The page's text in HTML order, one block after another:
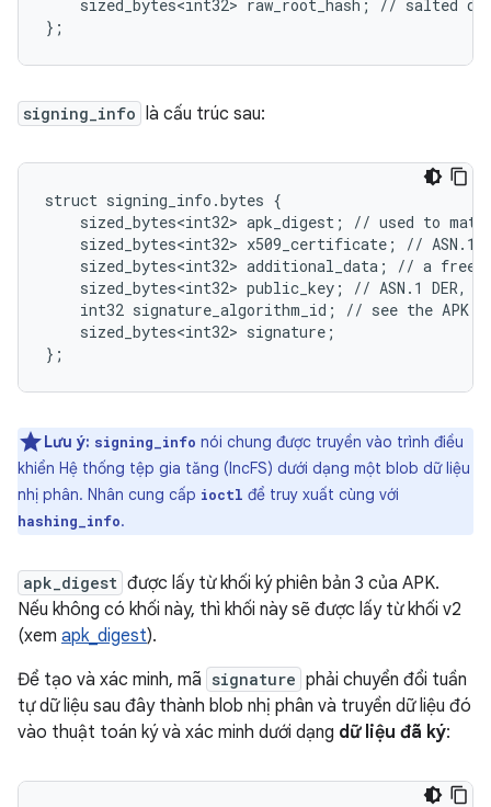
sized_bytes<int32> raw_root_hash; // salted
};
signing_info là cấu trúc sau:
struct signing_info.bytes {
sized_bytes<int32> apk_digest; // used to
sized_bytes<int32> x509_certificate; // ASN.1
sized_bytes<int32> additional_data; // a
sized_bytes<int32> public_key; // ASN.1 DER,
int32 signature_algorithm_id; // see the APK
    sized_bytes<int32> signature;
};
Lưu ý: signing_info nói chung được truyền vào trình điều
khiển Hệ thống tệp gia tăng (IncFS) dưới dạng một blob dữ liệu
nhị phân. Nhân cung cấp ioctl để truy xuất cùng với
hashing_info.
apk_digest được lấy từ khối ký phiên bản 3 của APK.
Nếu không có khối này, thì khối này sẽ được lấy từ khối v2
(xem apk_digest).
Để tạo và xác minh, mã signature phải chuyển đổi tuần
tự dữ liệu sau đây thành blob nhị phân và truyền dữ liệu đó
vào thuật toán ký và xác minh dưới dạng dữ liệu đã ký: